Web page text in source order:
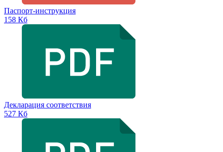
Паспорт-инструкция
158 Кб
Декларация соответствия
527 Кб